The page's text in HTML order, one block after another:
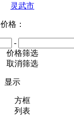
灵武市
价格：
-
价格筛选
取消筛选
显示
方框
列表